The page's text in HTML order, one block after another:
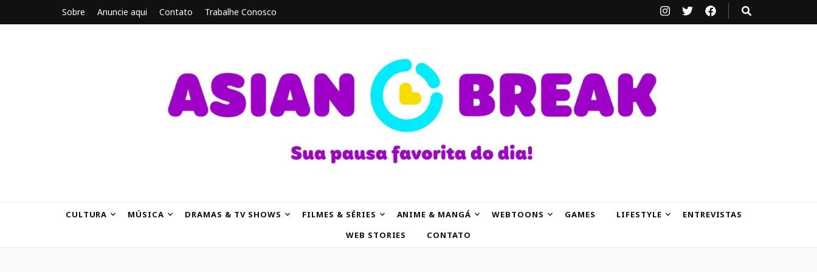
Sobre Anuncie aqui Contato Trabalhe Conosco
CULTURA MÚSICA DRAMAS & TV SHOWS FILMES & SÉRIES ANIME & MANGÁ WEBTOONS GAMES LIFESTYLE
ENTREVISTAS
WEB STORIES
CONTATO